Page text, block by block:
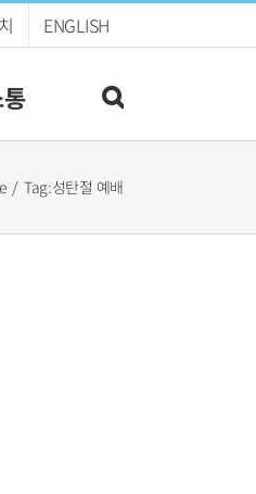
ENGLISH
Tag:성탄절 예배